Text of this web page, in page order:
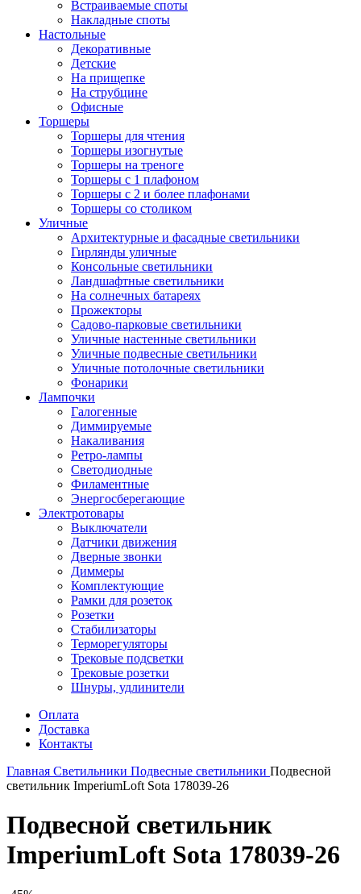
Встраиваемые споты
Накладные споты
Настольные
Декоративные
Детские
На прищепке
На струбцине
Офисные
Торшеры
Торшеры для чтения
Торшеры изогнутые
Торшеры на треноге
Торшеры с 1 плафоном
Торшеры с 2 и более плафонами
Торшеры со столиком
Уличные
Архитектурные и фасадные светильники
Гирлянды уличные
Консольные светильники
Ландшафтные светильники
На солнечных батареях
Прожекторы
Садово-парковые светильники
Уличные настенные светильники
Уличные подвесные светильники
Уличные потолочные светильники
Фонарики
Лампочки
Галогенные
Диммируемые
Накаливания
Ретро-лампы
Светодиодные
Филаментные
Энергосберегающие
Электротовары
Выключатели
Датчики движения
Дверные звонки
Диммеры
Комплектующие
Рамки для розеток
Розетки
Стабилизаторы
Терморегуляторы
Трековые подсветки
Трековые розетки
Шнуры, удлинители
Оплата
Доставка
Контакты
Главная Светильники Подвесные светильники Подвесной
светильник ImperiumLoft Sota 178039-26
Подвесной светильник
ImperiumLoft Sota 178039-26